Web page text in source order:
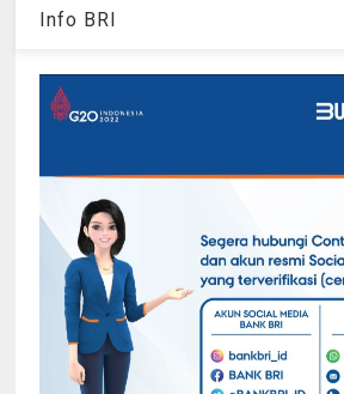
Info BRI